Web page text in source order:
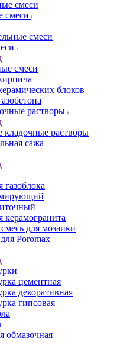
смеси
смеси
смеси
блоков
растворы
кладочные растворы
сажа
газоблока
керамогранита
для мозаики
Poromax
цементная
декоративная
гипсовая
обмазочная